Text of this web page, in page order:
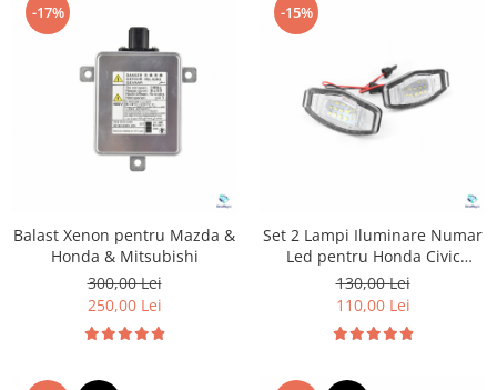
-17%
Balast Xenon pentru Mazda &
Honda & Mitsubishi
300,00 Lei
250,00 Lei
-15%
Set 2 Lampi Iluminare Numar
Led pentru Honda Civic
Accord
130,00 Lei
110,00 Lei